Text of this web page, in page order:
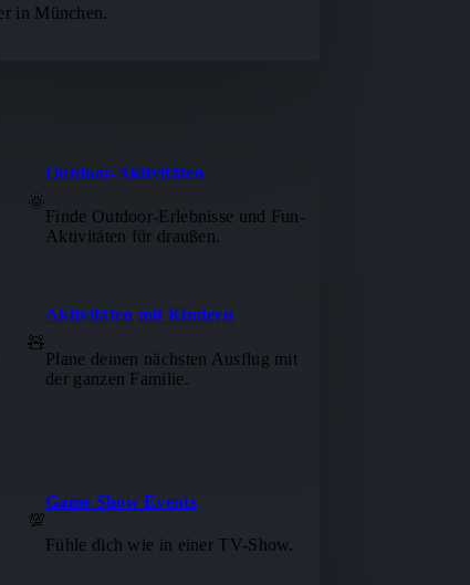
in München.
Outdoor-Aktivitäten
Finde Outdoor-Erlebnisse und Fun-
Aktivitäten für draußen.
🌞
Aktivitäten mit Kindern
Plane deinen nächsten Ausflug mit
der ganzen Familie.
🧸
Game Show Events
Fühle dich wie in einer TV-Show.
💯